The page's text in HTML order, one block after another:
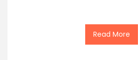
Read More